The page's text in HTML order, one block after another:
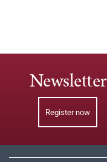
Newsletter
Register now